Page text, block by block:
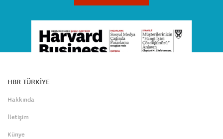
HBR TÜRKİYE
Hakkında
İletişim
Künye